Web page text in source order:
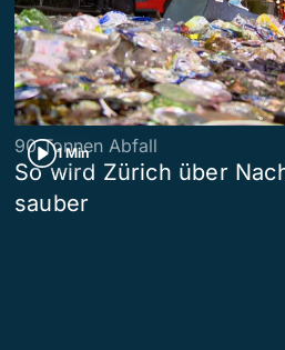
1 Min
90 Tonnen Abfall
So wird Zürich über
sauber